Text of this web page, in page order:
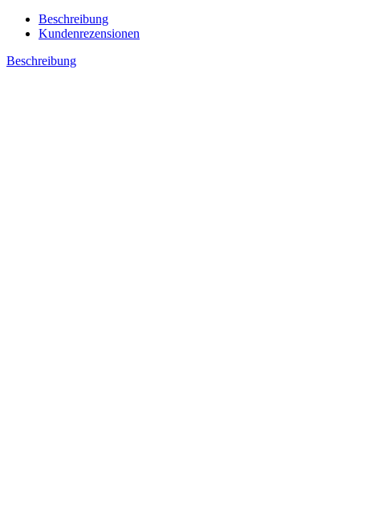
Beschreibung
Kundenrezensionen
Beschreibung